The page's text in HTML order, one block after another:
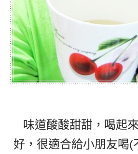
味道酸酸甜甜，喝起
好，很適合給小朋友喝(